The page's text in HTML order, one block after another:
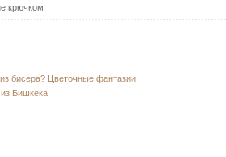
крючком
бисера? Цветочные фантазии
Бишкека